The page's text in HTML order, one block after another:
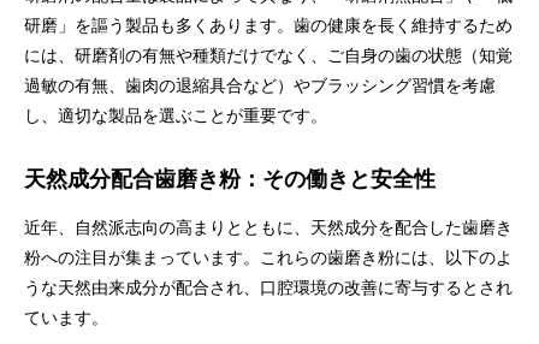
研磨」を謳う製品も多くあります。歯の健康を長く維持するため
には、研磨剤の有無や種類だけでなく、ご自身の歯の状態（知覚
過敏の有無、歯肉の退縮具合など）やブラッシング習慣を考慮
し、適切な製品を選ぶことが重要です。
天然成分配合歯磨き粉：その働きと安全性
近年、自然派志向の高まりとともに、天然成分を配合した歯磨き
粉への注目が集まっています。これらの歯磨き粉には、以下のよ
うな天然由来成分が配合され、口腔環境の改善に寄与するとされ
ています。